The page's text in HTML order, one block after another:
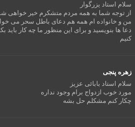
سلام استاد یزرگوار
از توجه شما به همه مردم متشکرم خیر خواهی
من و خانواده ام همه هم دعای باطل سحر می
دعا ها بنویسید و برای این منظور ما چه کار باید
کنیم
زهره پنجی
سلام استاد بابائی عزیز
مورد خوب ازدواج برام وجود نداره
چکار کنم مشکلم حل بشه